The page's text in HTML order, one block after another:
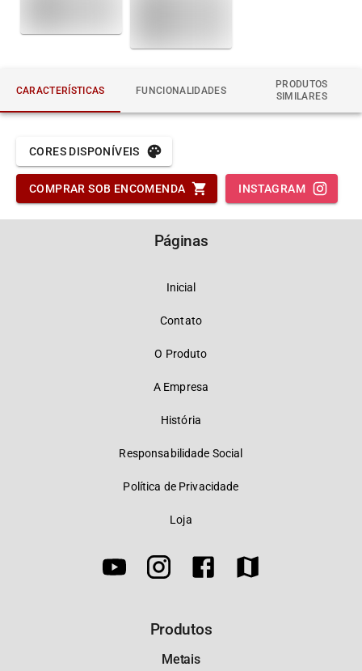
CARACTERÍSTICAS FUNCIONALIDADES
PRODUTOS
SIMILARES
CORES DISPONÍVEIS
COMPRAR SOB ENCOMENDA INSTAGRAM
Páginas
Inicial
Contato
O Produto
A Empresa
História
Responsabilidade Social
Política de Privacidade
Loja
Produtos
Metais